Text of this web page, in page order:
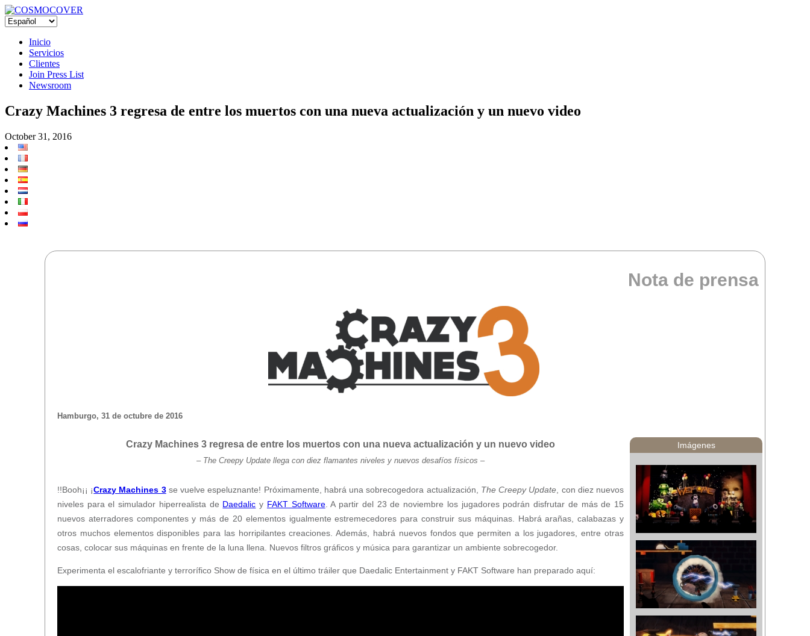
Inicio
Servicios
Clientes
Join Press List
Newsroom
Crazy Machines 3 regresa de entre los muertos con una nueva actualización y un nuevo video
October 31, 2016
Nota de prensa
Hamburgo, 31 de octubre de 2016
Crazy Machines 3 regresa de entre los muertos con una nueva actualización y un nuevo video
– The Creepy Update llega con diez flamantes niveles y nuevos desafíos físicos –
!!Booh¡¡ ¡Crazy Machines 3se vuelve espeluznante! Próximamente, habrá una sobrecogedora actualización, The Creepy Update , con diez nuevos
niveles para el simulador hiperrealista de Daedalic y FAKT Software. A partir del 23 de noviembre los jugadores podrán disfrutar de más de 15
nuevos aterradores componentes y más de 20 elementos igualmente estremecedores para construir sus máquinas. Habrá arañas, calabazas y
otros muchos elementos disponibles para las horripilantes creaciones. Además, habrá nuevos fondos que permiten a los jugadores, entre otras
cosas, colocar sus máquinas en frente de la luna llena. Nuevos filtros gráficos y música para garantizar un ambiente sobrecogedor.
Experimenta el escalofriante y terrorífico Show de física en el último tráiler que Daedalic Entertainment y FAKT Software han preparado aquí:
Imágenes